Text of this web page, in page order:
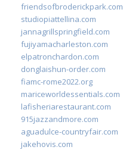
friendsofbroderickpark.com
studiopiattellina.com
jannagrillspringfield.com
fujiyamacharleston.com
elpatronchardon.com
donglaishun-order.com
fiamc-rome2022.org
mariceworldessentials.com
lafisheriarestaurant.com
915jazzandmore.com
aguadulce-countryfair.com
jakehovis.com